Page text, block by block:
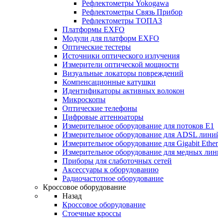
Рефлектометры Yokogawa
Рефлектометры Связь Прибор
Рефлектометры ТОПАЗ
Платформы EXFO
Модули для платформ EXFO
Оптические тестеры
Источники оптического излучения
Измерители оптической мощности
Визуальные локаторы повреждений
Компенсационные катушки
Идентификаторы активных волокон
Микроскопы
Оптические телефоны
Цифровые аттенюаторы
Измерительное оборудование для потоков Е1
Измерительное оборудование для ADSL
Измерительное оборудование для Gigabit
Измерительное оборудование для медных
Приборы для слаботочных сетей
Аксессуары к оборудованию
Радиочастотное оборудование
Кроссовое оборудование
Назад
Кроссовое оборудование
Стоечные кроссы